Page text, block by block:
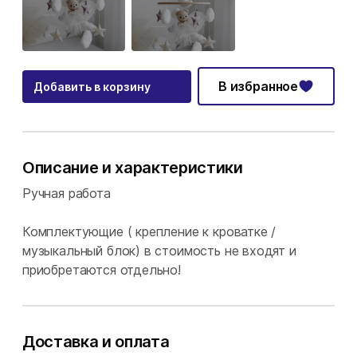
Добавить в корзину В избранное
Описание и характеристики
Ручная работа
Комплектующие ( крепление к кроватке /
музыкальный блок) в стоимость не входят и
приобретаются отдельно!
Доставка и оплата